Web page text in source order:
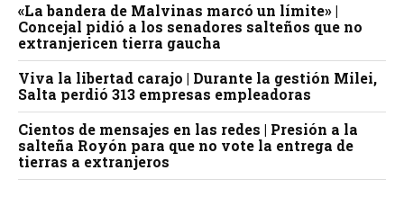
«La bandera de Malvinas marcó un límite» |
Concejal pidió a los senadores salteños que no
extranjericen tierra gaucha
Viva la libertad carajo | Durante la gestión Milei,
Salta perdió 313 empresas empleadoras
Cientos de mensajes en las redes | Presión a la
salteña Royón para que no vote la entrega de
tierras a extranjeros